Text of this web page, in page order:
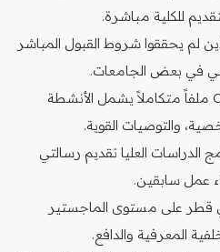
للكلية مباشرة.
لم يحققوا شروط القبول المباشر
في بعض الجامعات.
يتطلب القبول في CMU−Q ملفاً متكاملاً يشمل الأنشطة
والتوصيات القوية.
العليا تقديم رسالتي
عمل سابقين.
قطر على مستوى الماجستير
المعرفية والدافع.